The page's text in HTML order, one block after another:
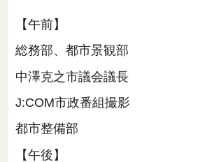
【午前】
総務部、都市景観部
中澤克之市議会議長
J:COM市政番組撮影
都市整備部
【午後】